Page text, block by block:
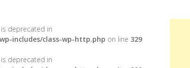
is deprecated in
includes/class-wp-http.php on line 329
is deprecated in